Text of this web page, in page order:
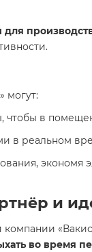
для
могут:
чтобы в
в реальном
экономя
и
компании
во время